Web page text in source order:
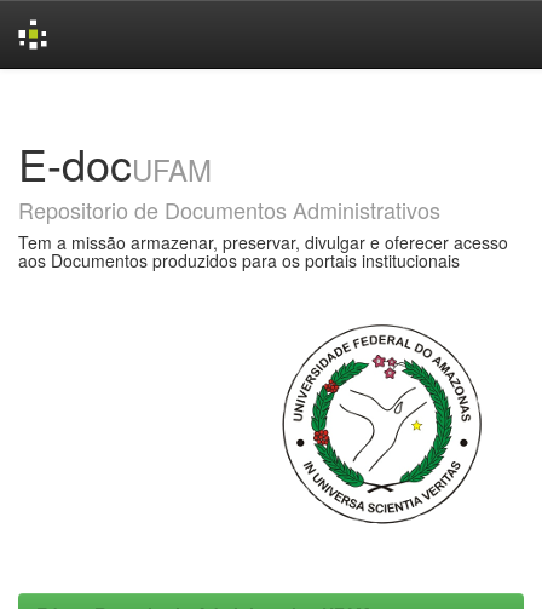
E-docUFAM
Repositorio de Documentos Administrativos
Tem a missão armazenar, preservar, divulgar e oferecer acesso
aos Documentos produzidos para os portais institucionais